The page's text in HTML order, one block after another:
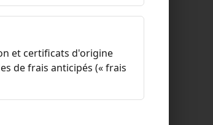
et certificats d'origine
de frais anticipés (« frais